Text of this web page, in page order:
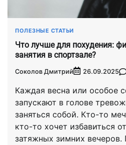
ПОЛЕЗНЫЕ СТАТЬИ
Что лучше для похудения:
занятия в спортзале?
Соколов Дмитрий 26.09.2025
Каждая весна или особое
запускают в голове
заняться собой. Кто-то
кто-то хочет избавиться
затяжных зимних вечеров.